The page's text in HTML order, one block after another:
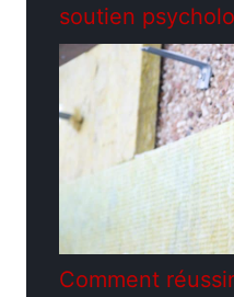
soutien
Comment